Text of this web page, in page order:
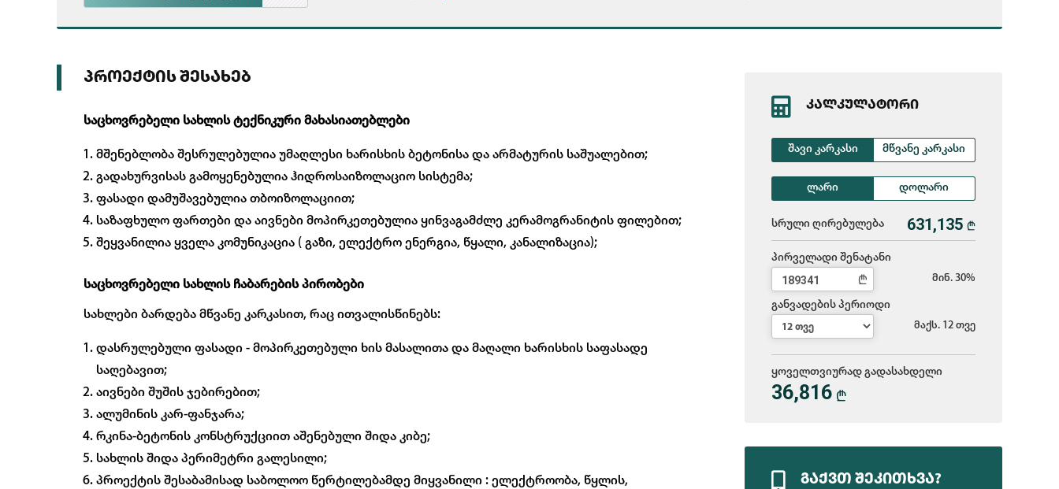
ᲞᲠᲝᲔᲥᲢᲘᲡ ᲨᲔᲡᲐᲮᲔᲑ
საცხოვრებელი სახლის ტექნიკური მახასიათებლები
მშენებლობა შესრულებულია უმაღლესი ხარისხის ბეტონისა და არმატურის საშუალებით;
გადახურვისას გამოყენებულია ჰიდროსაიზოლაციო სისტემა;
ფასადი დამუშავებულია თბოიზოლაციით;
საზაფხულო ფართები და აივნები მოპირკეთებულია ყინვაგამძლე კერამოგრანიტის ფილებით;
შეყვანილია ყველა კომუნიკაცია ( გაზი, ელექტრო ენერგია, წყალი, კანალიზაცია);
საცხოვრებელი სახლის ჩაბარების პირობები
სახლები ბარდება მწვანე კარკასით, რაც ითვალისწინებს:
დასრულებული ფასადი - მოპირკეთებული ხის მასალითა და მაღალი ხარისხის საფასადე
საღებავით;
აივნები შუშის ჯებირებით;
ალუმინის კარ-ფანჯარა;
რკინა-ბეტონის კონსტრუქციით აშენებული შიდა კიბე;
სახლის შიდა პერიმეტრი გალესილი;
პროექტის შესაბამისად საბოლოო წერტილებამდე მიყვანილი : ელექტროობა, წყლის,
ᲙᲐᲚᲙᲣᲚᲐᲢᲝᲠᲘ
შავი კარკასი მწვანე კარკასი
ლარი დოლარი
სრული ღირებულება L
პირველადი შენატანი
L მინ. 30%
განვადების პერიოდი
მაქს. 12 თვე
ყოველთვიურად გადასახდელი
36,816 L
ᲒᲐᲥᲕᲗ ᲨᲔᲙᲘᲗᲮᲕᲐ?